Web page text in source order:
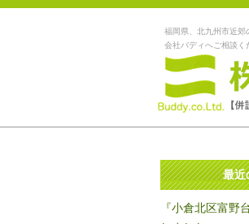
福岡県、北九州市近郊
会社バディへご相談く
最近
『小倉北区富